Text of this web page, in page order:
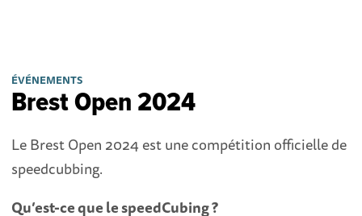
ÉVÉNEMENTS
Brest Open 2024
Le Brest Open 2024 est une compétition officielle de
speedcubbing.
Qu’est-ce que le speedCubing ?